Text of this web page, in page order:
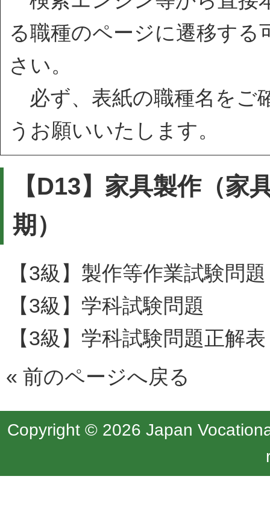
る職種のページに遷移す
さい。
必ず、表紙の職種名をご
うお願いいたします。
【D13】家具製作（家
期）
【3級】製作等作業試験問題
【3級】学科試験問題
【3級】学科試験問題正解表
« 前のページへ戻る
Copyright © 2026 Japan